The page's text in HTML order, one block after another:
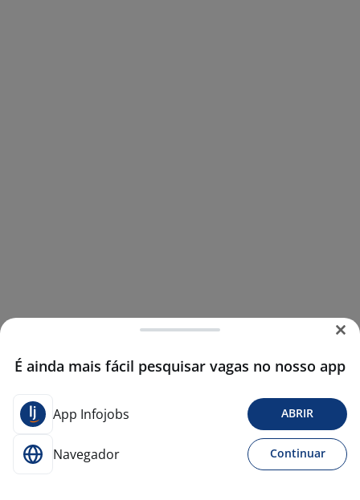
É ainda mais fácil pesquisar vagas no nosso app
App Infojobs ABRIR
Navegador Continuar